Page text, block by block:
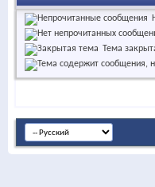
Тема